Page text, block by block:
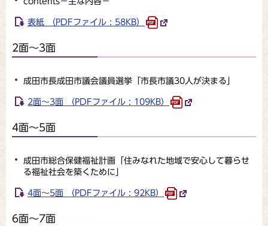
表紙 （PDFファイル : 58KB）
2面～3面
成田市長成田市議会議員選挙「市長市議30人が決まる」
2面～3面 （PDFファイル : 109KB）
4面～5面
成田市総合保健福祉計画「住みなれた地域で安心して暮らせ
る福祉社会を築くために」
4面～5面 （PDFファイル : 92KB）
6面～7面